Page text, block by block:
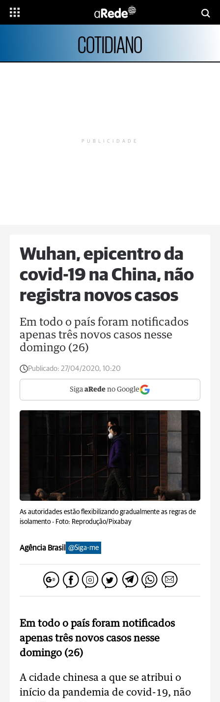
COTIDIANO
PUBLICIDADE
Wuhan, epicentro da
covid-19 na China, não
registra novos casos
Em todo o país foram notificados
apenas três novos casos nesse
domingo (26)
Publicado: 27/04/2020, 10:20
Siga aRede no Google
As autoridades estão flexibilizando gradualmente as regras de
isolamento - Foto: Reprodução/Pixabay
Agência Brasil @Siga-me
Em todo o país foram notificados
apenas três novos casos nesse
domingo (26)
A cidade chinesa a que se atribui o
início da pandemia de covid-19, não